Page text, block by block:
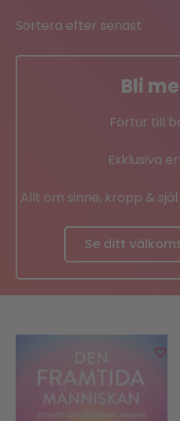
Bli
Förtur till
Exklusiva
Allt om sinne, kropp &
Se ditt